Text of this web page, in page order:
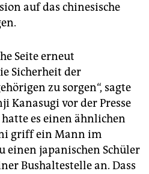
auf das chinesische
Seite erneut
Sicherheit der
zu sorgen“, sagte
Kanasugi vor der Presse
es einen ähnlichen
griff ein Mann im
einen japanischen Schüler
Bushaltestelle an. Dass